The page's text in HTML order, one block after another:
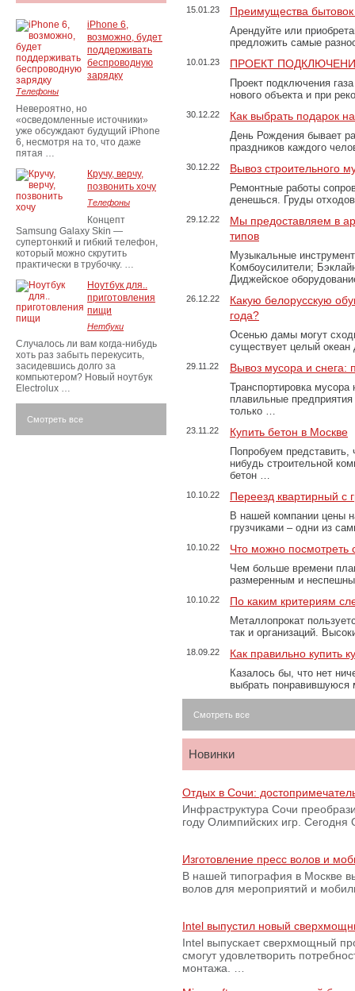
15.01.23 Преимущества
Арендуйте или
предложить самые
10.01.23 ПРОЕКТ
Проект подключения
нового объекта и при
30.12.22 Как выбрать подарок
День Рождения бывает
праздников каждого
30.12.22 Вывоз строительного
Ремонтные работы
денешься. Груды
29.12.22
Мы предоставляем в
типов
Музыкальные
Комбоусилители;
Диджейское
26.12.22
Какую белорусскую
года?
Осенью дамы могут
существует целый
29.11.22 Вывоз мусора и
Транспортировка
плавильные
только …
23.11.22 Купить бетон в Москве
Попробуем представить,
нибудь строительной
бетон …
10.10.22 Переезд квартирный с
В нашей компании цены
грузчиками – одни из
10.10.22 Что можно посмотреть
Чем больше времени
размеренным и
10.10.22 По каким критериям
Металлопрокат
так и организаций.
18.09.22 Как правильно купить
Казалось бы, что нет
выбрать
Смотреть все
Новинки
Отдых в Сочи:
Инфраструктура Сочи
году Олимпийских игр.
Изготовление пресс волов и
В нашей типография в Москве
волов для мероприятий и
Intel выпустил новый
Intel выпускает сверхмощный
смогут удовлетворить
монтажа. …
iPhone 6,
возможно, будет
поддерживать
беспроводную
зарядку
Телефоны
Невероятно, но
«осведомленные источники»
уже обсуждают будущий iPhone
6, несмотря на то, что даже
пятая …
Кручу, верчу,
позвонить хочу
Телефоны
Концепт
Samsung Galaxy Skin —
супертонкий и гибкий телефон,
который можно скрутить
практически в трубочку. …
Ноутбук для..
приготовления
пищи
Нетбуки
Случалось ли вам когда-нибудь
хоть раз забыть перекусить,
засидевшись долго за
компьютером? Новый ноутбук
Electrolux …
Смотреть все